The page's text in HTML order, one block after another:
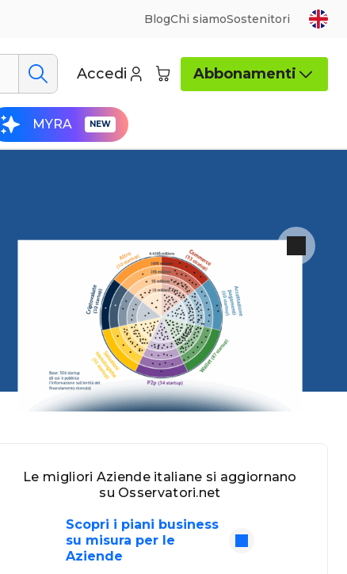
BlogChi siamoSostenitori
Accedi Abbonamenti
MYRA
Le migliori Aziende italiane si aggiornano
su Osservatori.net
Scopri i piani business
su misura per le
Aziende